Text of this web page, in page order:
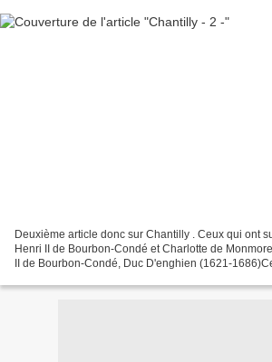
Deuxième article donc sur Chantilly . Ceux qui ont
Henri II de Bourbon-Condé et Charlotte de
II de Bourbon-Condé, Duc D'enghien (1621-